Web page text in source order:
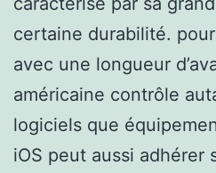
certaine durabilité.
avec une longueur
américaine contrôle
logiciels que
iOS peut aussi adhérer